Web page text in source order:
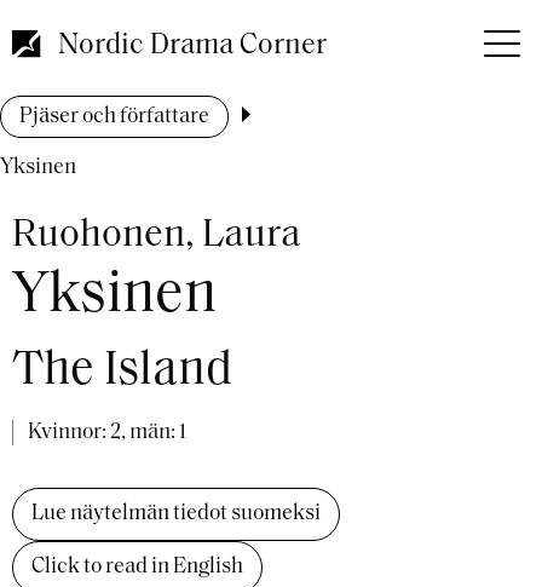
till
huvudinnehåll
Nordic Drama Corner
Länkstig
Pjäser och författare
Yksinen
Ruohonen, Laura
Yksinen
The Island
Kvinnor: 2, män: 1
Lue näytelmän tiedot suomeksi
Click to read in English